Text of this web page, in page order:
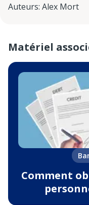
Auteurs: Alex Mort
Matériel
Comment